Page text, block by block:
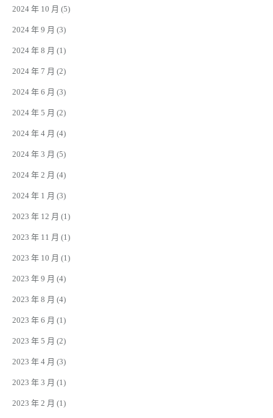
2024 年 10 月 (5)
2024 年 9 月 (3)
2024 年 8 月 (1)
2024 年 7 月 (2)
2024 年 6 月 (3)
2024 年 5 月 (2)
2024 年 4 月 (4)
2024 年 3 月 (5)
2024 年 2 月 (4)
2024 年 1 月 (3)
2023 年 12 月 (1)
2023 年 11 月 (1)
2023 年 10 月 (1)
2023 年 9 月 (4)
2023 年 8 月 (4)
2023 年 6 月 (1)
2023 年 5 月 (2)
2023 年 4 月 (3)
2023 年 3 月 (1)
2023 年 2 月 (1)